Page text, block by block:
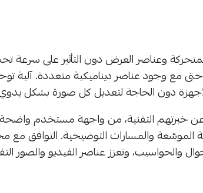
وعناصر العرض دون التأثير على سرعة
مع وجود عناصر ديناميكية متعددة. آلية
دون الحاجة لتعديل كل صورة بشكل
عن خبرتهم التقنية، من واجهة مستخدم
والمسارات التوضيحية. التوافق مع
والحواسيب، وتعزز عناصر الفيديو والصور